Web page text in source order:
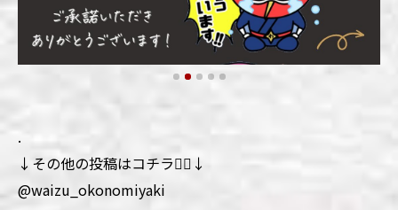
.
↓その他の投稿はコチラ💁‍♀️↓
@waizu_okonomiyaki